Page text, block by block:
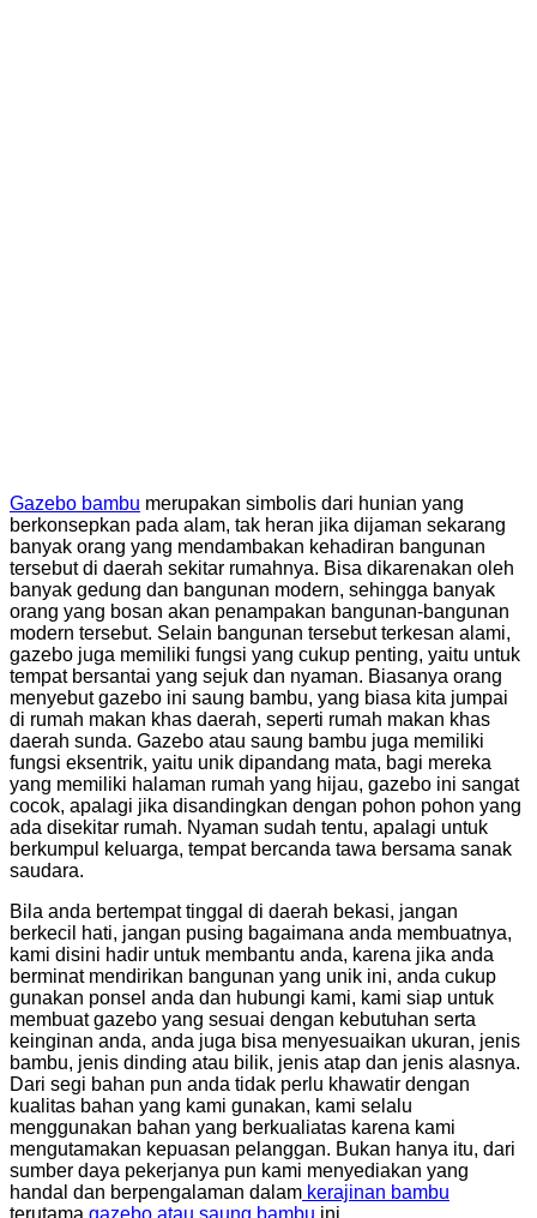
Gazebo bambu merupakan simbolis dari hunian yang
berkonsepkan pada alam, tak heran jika dijaman sekarang
banyak orang yang mendambakan kehadiran bangunan
tersebut di daerah sekitar rumahnya. Bisa dikarenakan oleh
banyak gedung dan bangunan modern, sehingga banyak
orang yang bosan akan penampakan bangunan-bangunan
modern tersebut. Selain bangunan tersebut terkesan alami,
gazebo juga memiliki fungsi yang cukup penting, yaitu untuk
tempat bersantai yang sejuk dan nyaman. Biasanya orang
menyebut gazebo ini saung bambu, yang biasa kita jumpai
di rumah makan khas daerah, seperti rumah makan khas
daerah sunda. Gazebo atau saung bambu juga memiliki
fungsi eksentrik, yaitu unik dipandang mata, bagi mereka
yang memiliki halaman rumah yang hijau, gazebo ini sangat
cocok, apalagi jika disandingkan dengan pohon pohon yang
ada disekitar rumah. Nyaman sudah tentu, apalagi untuk
berkumpul keluarga, tempat bercanda tawa bersama sanak
saudara.
Bila anda bertempat tinggal di daerah bekasi, jangan
berkecil hati, jangan pusing bagaimana anda membuatnya,
kami disini hadir untuk membantu anda, karena jika anda
berminat mendirikan bangunan yang unik ini, anda cukup
gunakan ponsel anda dan hubungi kami, kami siap untuk
membuat gazebo yang sesuai dengan kebutuhan serta
keinginan anda, anda juga bisa menyesuaikan ukuran, jenis
bambu, jenis dinding atau bilik, jenis atap dan jenis alasnya.
Dari segi bahan pun anda tidak perlu khawatir dengan
kualitas bahan yang kami gunakan, kami selalu
menggunakan bahan yang berkualiatas karena kami
mengutamakan kepuasan pelanggan. Bukan hanya itu, dari
sumber daya pekerjanya pun kami menyediakan yang
handal dan berpengalaman dalam kerajinan bambu